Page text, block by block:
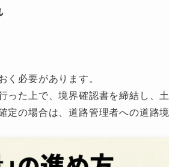
必要があります。
った上で、境界確認書を締結し、土
定の場合は、道路管理者への道路境